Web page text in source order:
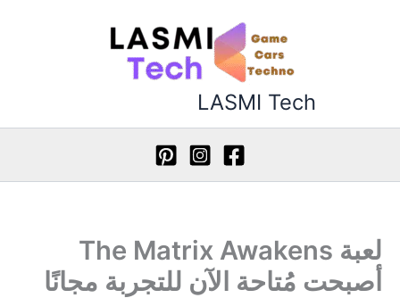
LASMI Tech
لعبة The Matrix Awakens
أصبحت مُتاحة الآن للتجربة مجانًا